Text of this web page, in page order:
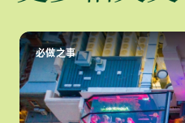
必做之事